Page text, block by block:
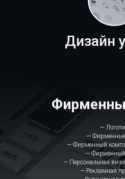
Дизайн
—
— Фирменные
— Фирменный
— Фирменный
— Персональная
— Рекламная